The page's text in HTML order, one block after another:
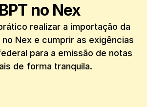
no Nex
realizar a importação da
no Nex e cumprir as exigências
para a emissão de notas
de forma tranquila.